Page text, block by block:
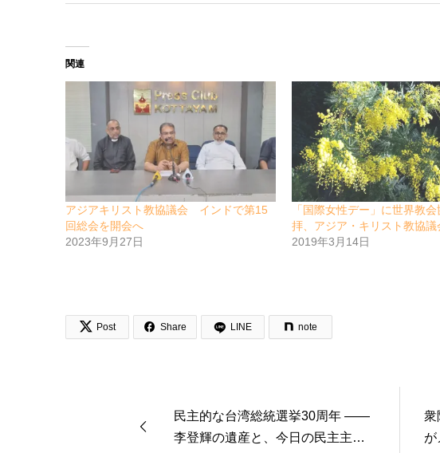
関連
アジアキリスト教協議会 インドで第15
回総会を開会へ
2023年9月27日
「国際女性デー」に世界教
拝、アジア・キリスト教協議
2019年3月14日
 Post  Share LINE note
民主的な台湾総統選挙30周年 ――
李登輝の遺産と、今日の民主主義
衆
が